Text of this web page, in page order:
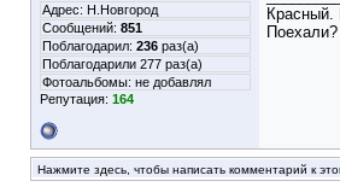
Адрес: Н.Новгород
Сообщений: 851
Поблагодарил: 236 раз(а)
Поблагодарили 277 раз(а)
Фотоальбомы: не добавлял
Репутация: 164
Красный.
Нажмите здесь, чтобы написать комментарий к